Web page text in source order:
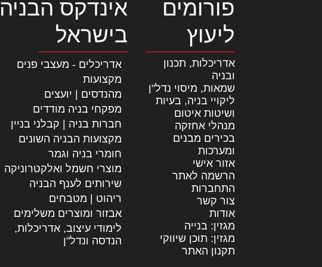
פורומים
ליעוץ
אדריכלות, תכנון
ובניה
שמאות, מיסוי נדל"ן
ליקויי בניה, בעיות
ושיטות איטום
מנהלי אחזקה
בכירים מבנים
ומערכות
אזור אישי
הרשמה לאתר
התחברות
צור קשר
אודות
מגזין: בנייה
מגזין: תוכן שיווקי
תקנון האתר
אינדקס הבניה
בישראל
אדריכלים - מעצבי פנים
מקצועות
מהנדסים | יועצים
מפקחי בניה מודדים
חברות בניה | קבלני בניין
מקצועות הבניה השונים
חומרי בניה וגמר
מוצרי חשמל ואלקטרוניקה
שירותים לענף הבניה
ריהוט | מטבחים
אבזור ומוצרים משלימים
לימודי עיצוב, אדריכלות,
הנדסה ונדל"ן